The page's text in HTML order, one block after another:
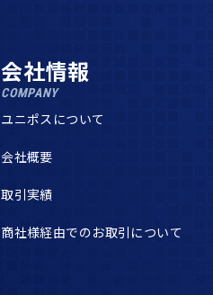
会社情報
COMPANY
ユニポスについて
会社概要
取引実績
商社様経由でのお取引について